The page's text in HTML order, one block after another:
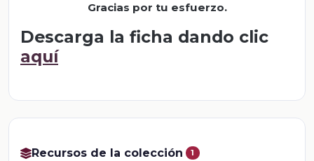
Gracias por tu esfuerzo.
Descarga la ficha dando clic
aquí
Recursos de la colección 1